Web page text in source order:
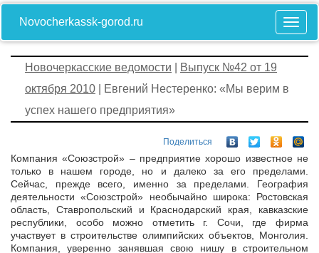
Novocherkassk-gorod.ru
Новочеркасские ведомости
Выпуск №42 от 19
октября 2010 | Евгений Нестеренко: «Мы верим в
успех нашего предприятия»
Поделиться
Компания «Союзстрой» – предприятие хорошо известное не
только в нашем городе, но и далеко за его пределами.
Сейчас, прежде всего, именно за пределами. География
деятельности «Союзстрой» необычайно широка: Ростовская
область, Ставропольский и Краснодарский края, кавказские
республики, особо можно отметить г. Сочи, где фирма
участвует в строительстве олимпийских объектов, Монголия.
Компания, уверенно занявшая свою нишу в строительном